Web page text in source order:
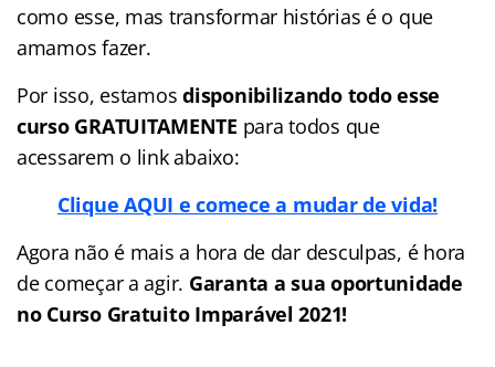
como esse, mas transformar histórias é o que
amamos fazer.
Por isso, estamos disponibilizando todo esse
curso GRATUITAMENTE para todos que
acessarem o link abaixo:
Clique AQUI e comece a mudar de vida!
Agora não é mais a hora de dar desculpas, é hora
de começar a agir. Garanta a sua oportunidade
no Curso Gratuito Imparável 2021!